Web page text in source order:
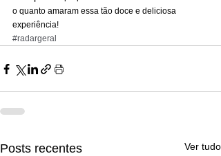
o quanto amaram essa tão doce e deliciosa
experiência!
#radargeral
Posts recentes Ver tudo